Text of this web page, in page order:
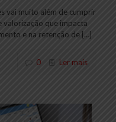
vai muito além de cumprir
valorização que impacta
e na retenção de […]
0 Ler mais